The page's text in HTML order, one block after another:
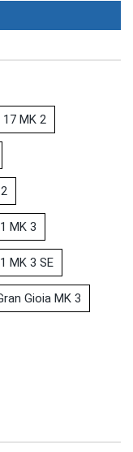
17 MK 2
MK 3
MK 3 SE
Gioia MK 3